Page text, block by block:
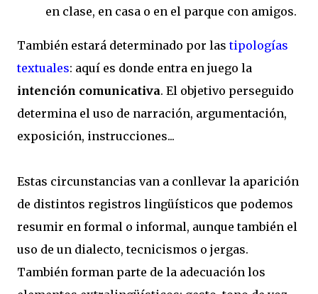
en clase, en casa o en el parque con amigos.
También estará determinado por lastipologías
textuales: aquí es donde entra en juego la
intención comunicativa. El objetivo perseguido
determina el uso de narración, argumentación,
exposición, instrucciones...
Estas circunstancias van a conllevar la aparición
de distintos registros lingüísticos que podemos
resumir en formal o informal, aunque también el
uso de un dialecto, tecnicismos o jergas.
También forman parte de la adecuación los